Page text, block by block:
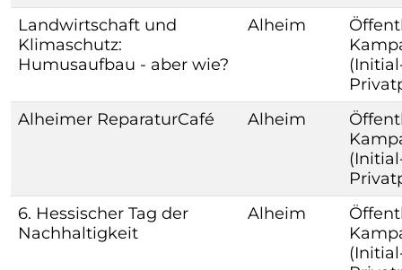
Landwirtschaft und
Klimaschutz:
Humusaufbau - aber wie?
Alheim
Alheimer ReparaturCafé
Alheim
6. Hessischer Tag der
Nachhaltigkeit
Alheim